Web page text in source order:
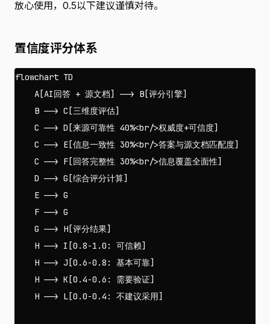
放心使用，0.5以下建议谨慎对待。
置信度评分体系
flowchart TD
    A[AI回答 + 源文档] --> B[评分引擎]
    B --> C[三维度评估]
    C --> D[来源可靠性 40%<br/>权威度+可信度]
    C --> E[信息一致性 30%<br/>答案与源文档匹配度]
    C --> F[回答完整性 30%<br/>信息覆盖全面性]
    D --> G[综合评分计算]
    E --> G
    F --> G
    G --> H[评分结果]
    H --> I[0.8-1.0: 可信赖]
    H --> J[0.6-0.8: 基本可靠]
    H --> K[0.4-0.6: 需要验证]
    H --> L[0.0-0.4: 不建议采用]